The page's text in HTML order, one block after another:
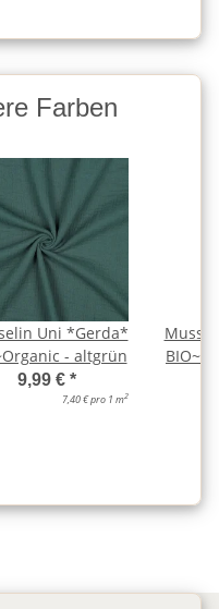
Farben
Uni *Gerda*
- altgrün
9,99 € *
7,40 € pro 1 m2